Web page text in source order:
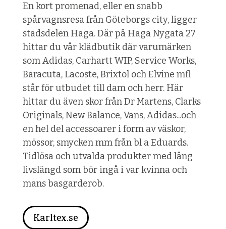
En kort promenad, eller en snabb
spårvagnsresa från Göteborgs city, ligger
stadsdelen Haga. Där på Haga Nygata 27
hittar du vår klädbutik där varumärken
som Adidas, Carhartt WIP, Service Works,
Baracuta, Lacoste, Brixtol och Elvine mfl
står för utbudet till dam och herr. Här
hittar du även skor från Dr Martens, Clarks
Originals, New Balance, Vans, Adidas...och
en hel del accessoarer i form av väskor,
mössor, smycken mm från bl a Eduards.
Tidlösa och utvalda produkter med lång
livslängd som bör ingå i var kvinna och
mans basgarderob.
Karltex.se